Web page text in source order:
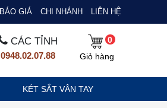
BÁO GIÁ CHI NHÁNH LIÊN HỆ
CÁC TỈNH
0948.02.07.88
0
Giỏ hàng
KÉT SẮT VÂN TAY